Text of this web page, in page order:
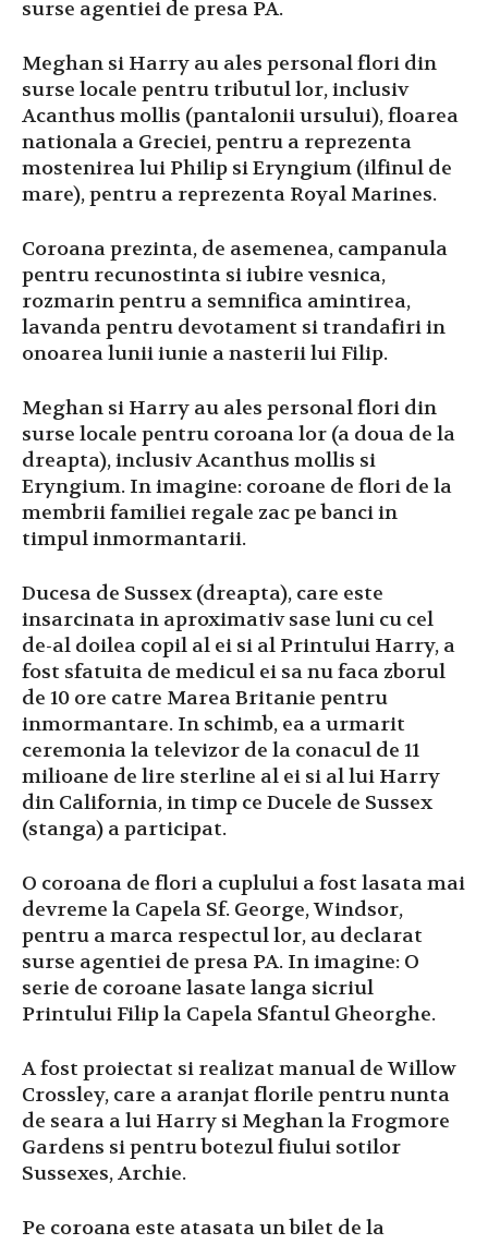
surse agentiei de presa PA.
Meghan si Harry au ales personal flori din
surse locale pentru tributul lor, inclusiv
Acanthus mollis (pantalonii ursului), floarea
nationala a Greciei, pentru a reprezenta
mostenirea lui Philip si Eryngium (ilfinul de
mare), pentru a reprezenta Royal Marines.
Coroana prezinta, de asemenea, campanula
pentru recunostinta si iubire vesnica,
rozmarin pentru a semnifica amintirea,
lavanda pentru devotament si trandafiri in
onoarea lunii iunie a nasterii lui Filip.
Meghan si Harry au ales personal flori din
surse locale pentru coroana lor (a doua de la
dreapta), inclusiv Acanthus mollis si
Eryngium. In imagine: coroane de flori de la
membrii familiei regale zac pe banci in
timpul inmormantarii.
Ducesa de Sussex (dreapta), care este
insarcinata in aproximativ sase luni cu cel
de-al doilea copil al ei si al Printului Harry, a
fost sfatuita de medicul ei sa nu faca zborul
de 10 ore catre Marea Britanie pentru
inmormantare. In schimb, ea a urmarit
ceremonia la televizor de la conacul de 11
milioane de lire sterline al ei si al lui Harry
din California, in timp ce Ducele de Sussex
(stanga) a participat.
O coroana de flori a cuplului a fost lasata mai
devreme la Capela Sf. George, Windsor,
pentru a marca respectul lor, au declarat
surse agentiei de presa PA. In imagine: O
serie de coroane lasate langa sicriul
Printului Filip la Capela Sfantul Gheorghe.
A fost proiectat si realizat manual de Willow
Crossley, care a aranjat florile pentru nunta
de seara a lui Harry si Meghan la Frogmore
Gardens si pentru botezul fiului sotilor
Sussexes, Archie.
Pe coroana este atasata un bilet de la